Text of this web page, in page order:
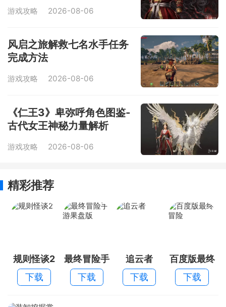
游戏攻略 2026-08-06
风启之旅解救七名水手任务
完成方法
游戏攻略 2026-08-06
《仁王3》卑弥呼角色图鉴-
古代女王神秘力量解析
游戏攻略 2026-08-06
精彩推荐
规则怪谈2
下载
最终冒险手
游果盘版
下载
追云者
下载
百度版最终
冒险
下载